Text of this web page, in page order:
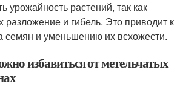
урожайность растений, так как
и гибель. Это приводит к
семян и уменьшению их всхожести.
избавиться от метельчатых